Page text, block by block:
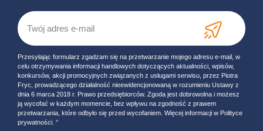
Przesyłając formularz zgadzam się na przetwarzanie mojego adresu e-mail, w
celu otrzymywania informacji handlowych dotyczących aktualności, wpisów,
konkursów, akcji promocyjnych związanych z usługami serwisu, przez Piotra
Fryc, prowadzącego działalność nieewidencjonowaną w rozumieniu Ustawy z
dnia 6 marca 2018 r. Prawo przedsiębiorców. Zgoda jest dobrowolna i możesz
ją wycofać w każdym momencie, bez wpływu na zgodność z prawem
przetwarzania, które odbyło się przed wycofaniem. Więcej informacji w Polityce
prywatności. ‘’